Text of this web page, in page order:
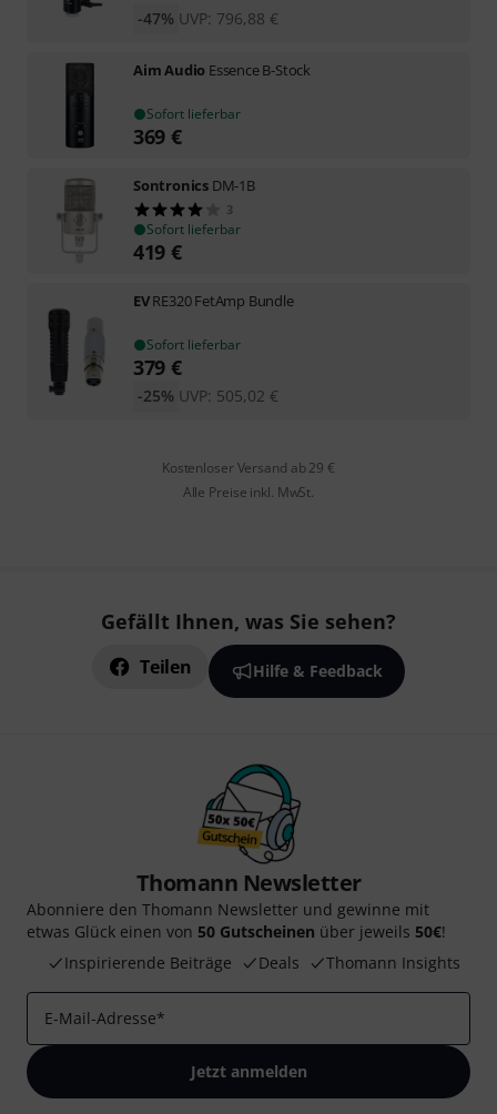
UVP: 796,88 €
-47%
Aim Audio Essence B-Stock
Sofort lieferbar
369 €
Sontronics DM-1B
3
Sofort lieferbar
419 €
EVRE320 FetAmp Bundle
Sofort lieferbar
379 €
UVP: 505,02 €
-25%
Kostenloser Versand ab 29 €
Alle Preise inkl. MwSt.
Gefällt Ihnen, was Sie sehen?
Teilen Hilfe & Feedback
Thomann Newsletter
Abonniere den Thomann Newsletter und gewinne mit
etwas Glück einen von 50 Gutscheinen über jeweils 50€!
Inspirierende Beiträge
Deals Thomann Insights
E-Mail-Adresse*
Jetzt anmelden